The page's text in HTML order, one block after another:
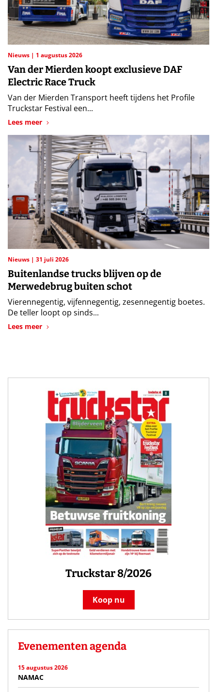
Nieuws 1 augustus 2026
Van der Mierden koopt exclusieve DAF
Electric Race Truck
Van der Mierden Transport heeft tijdens het Profile
Truckstar Festival een...
Lees meer
Nieuws 31 juli 2026
Buitenlandse trucks blijven op de
Merwedebrug buiten schot
Vierennegentig, vijfennegentig, zesennegentig boetes.
De teller loopt op sinds...
Lees meer
Truckstar 8/2026
Koop nu
Evenementen agenda
15 augustus 2026
NAMAC